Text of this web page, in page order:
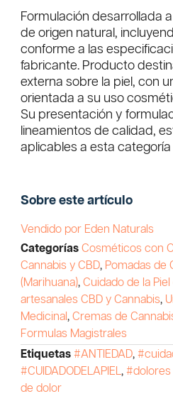
Formulación desarrollada
de origen natural,
conforme a las
fabricante. Producto
externa sobre la piel, con
orientada a su uso
Su presentación y
lineamientos de calidad,
aplicables a esta
Sobre este artículo
Vendido por Eden Naturals
Categorías Cosméticos con
Cannabis y CBD, Pomadas de
(Marihuana), Cuidado de la
artesanales CBD y Cannabis,
Medicinal, Cremas de
Formulas Magistrales
Etiquetas #ANTIEDAD,
#CUIDADODELAPIEL, #dolores
de dolor